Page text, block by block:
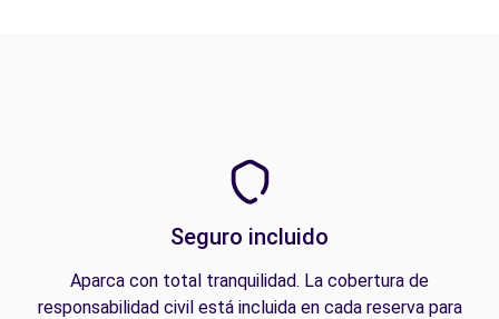
Seguro incluido
Aparca con total tranquilidad. La cobertura de
responsabilidad civil está incluida en cada reserva para